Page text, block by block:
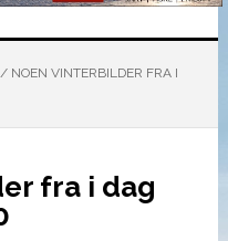
/NOEN VINTERBILDER FRA I
fra i dag